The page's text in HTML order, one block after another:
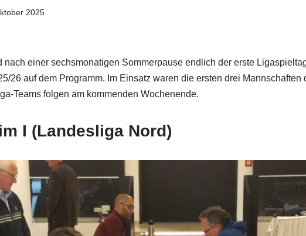
2025
nach einer sechsmonatigen Sommerpause endlich der erste
26 auf dem Programm. Im Einsatz waren die ersten drei Mannschaften
Teams folgen am kommenden Wochenende.
I (Landesliga Nord)